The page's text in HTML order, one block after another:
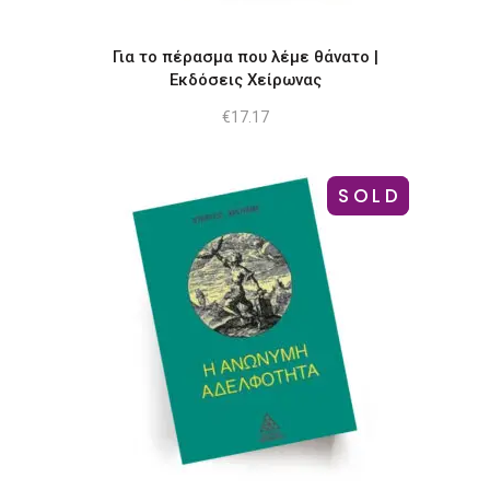
Για το πέρασμα που λέμε θάνατο |
Εκδόσεις Χείρωνας
€17.17
-8%
SOLD